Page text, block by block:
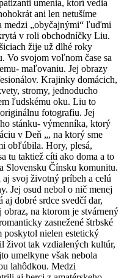
umenia, ktorí vedia
ani len netušíme
medzi „obyčajnými“ ľuďmi
v roli obchodníčky Liu.
žije už dlhé roky
Vo svojom voľnom čase sa
maľovaniu. Jej obrazy
Krajinky domácich,
stromy, jednoducho
ľudskému oku. Liu to
fotografiu. Jej
stánku- výmenníka, ktorý
v Deň „, na ktorý sme
obľúbila. Hory, plesá,
tu taktiež cíti ako doma a to
Čínsku komunitu.
svoj životný príbeh a celú
Jej osud nebol o nič menej
dobré srdce svedčí dar,
na ktorom je stvárnený
zasnežené štrbské
poskytol nielen estetický
život tak vzdialených kultúr,
umelkyne však nebola
lahôdkou. Medzi